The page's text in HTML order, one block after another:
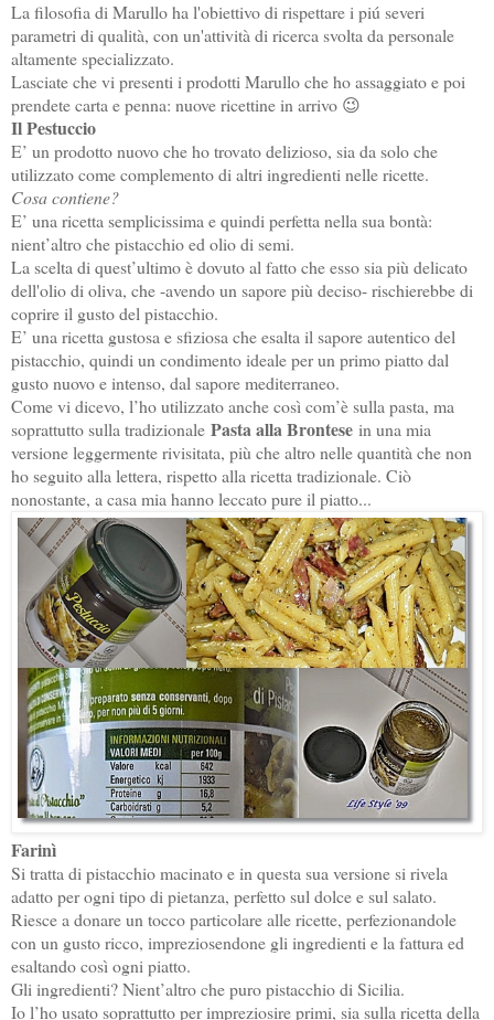
La filosofia di Marullo ha l'obiettivo di rispettare i piú severi
parametri di qualità, con un'attività di ricerca svolta da personale
altamente specializzato.
Lasciate che vi presenti i prodotti Marullo che ho assaggiato e poi
prendete carta e penna: nuove ricettine in arrivo 😉
Il Pestuccio
E’ un prodotto nuovo che ho trovato delizioso, sia da solo che
utilizzato come complemento di altri ingredienti nelle ricette.
Cosa contiene?
E’ una ricetta semplicissima e quindi perfetta nella sua bontà:
nient’altro che pistacchio ed olio di semi.
La scelta di quest’ultimo è dovuto al fatto che esso sia più delicato
dell'olio di oliva, che -avendo un sapore più deciso- rischierebbe di
coprire il gusto del pistacchio.
E’ una ricetta gustosa e sfiziosa che esalta il sapore autentico del
pistacchio, quindi un condimento ideale per un primo piatto dal
gusto nuovo e intenso, dal sapore mediterraneo.
Come vi dicevo, l’ho utilizzato anche così com’è sulla pasta, ma
soprattutto sulla tradizionale Pasta alla Brontese in una mia
versione leggermente rivisitata, più che altro nelle quantità che non
ho seguito alla lettera, rispetto alla ricetta tradizionale. Ciò
nonostante, a casa mia hanno leccato pure il piatto...
Farinì
Si tratta di pistacchio macinato e in questa sua versione si rivela
adatto per ogni tipo di pietanza, perfetto sul dolce e sul salato.
Riesce a donare un tocco particolare alle ricette, perfezionandole
con un gusto ricco, impreziosendone gli ingredienti e la fattura ed
esaltando così ogni piatto.
Gli ingredienti? Nient’altro che puro pistacchio di Sicilia.
Io l’ho usato soprattutto per impreziosire primi, sia sulla ricetta della